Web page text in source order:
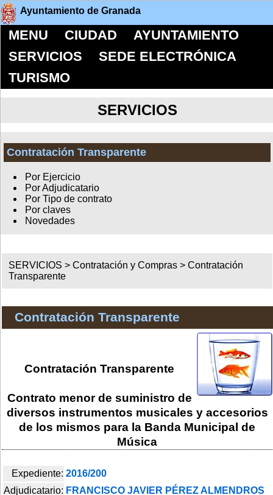
Ayuntamiento de Granada
MENU CIUDAD
AYUNTAMIENTO
SERVICIOS
SEDE ELECTRÓNICA
TURISMO
SERVICIOS
Contratación Transparente
Por Ejercicio
Por Adjudicatario
Por Tipo de contrato
Por claves
Novedades
SERVICIOS >Contratación y Compras >Contratación
Transparente
Contratación Transparente
Contratación Transparente
Contrato menor de suministro de
diversos instrumentos musicales y accesorios
de los mismos para la Banda Municipal de
Música
Expediente: 2016/200
Adjudicatario: FRANCISCO JAVIER PÉREZ ALMENDROS